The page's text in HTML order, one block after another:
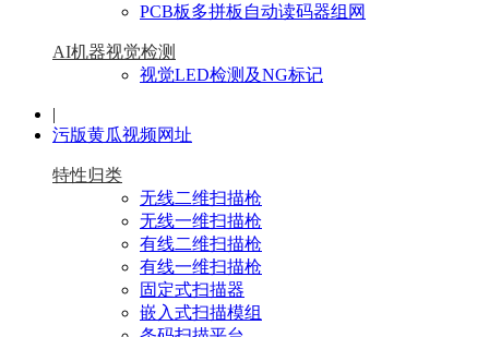
PCB板多拼板自动读码器组网
AI机器视觉检测
视觉LED检测及NG标记
|
污版黄瓜视频网址
特性归类
无线二维扫描枪
无线一维扫描枪
有线二维扫描枪
有线一维扫描枪
固定式扫描器
嵌入式扫描模组